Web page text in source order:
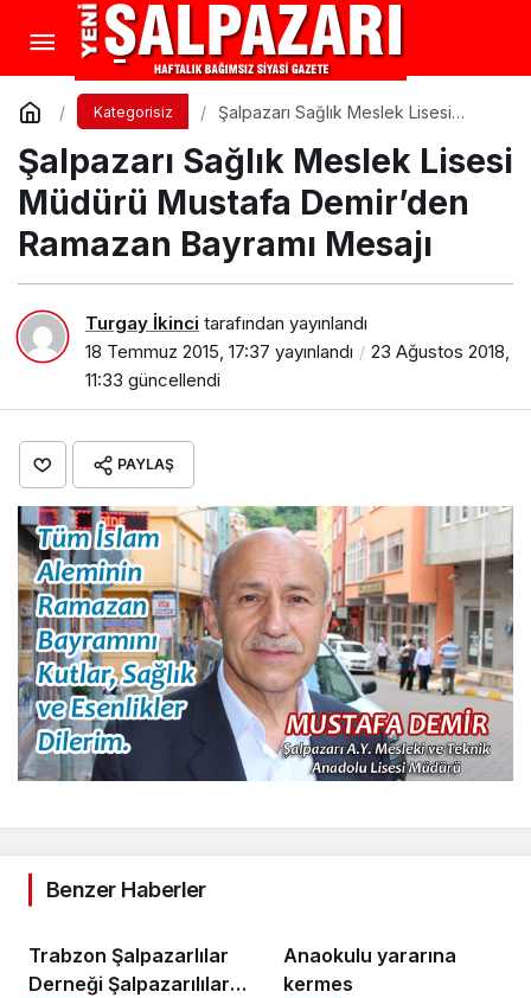
Kategorisiz
Şalpazarı Sağlık Meslek Lisesi
Ramazan Bayramı Mesajı
Şalpazarı Sağlık Meslek Lisesi
Müdürü Mustafa Demir’den
Ramazan Bayramı Mesajı
Turgay İkinci tarafından yayınlandı
18 Temmuz 2015, 17:37 yayınlandı
23 Ağustos 2018,
11:33 güncellendi
PAYLAŞ
Benzer Haberler
Trabzon Şalpazarlılar
Derneği Şalpazarılıları
Anaokulu yararına
kermes